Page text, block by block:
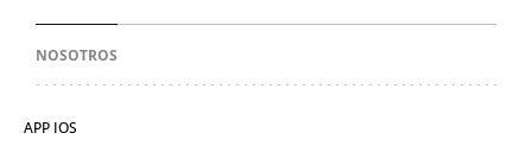
NOSOTROS
APP IOS